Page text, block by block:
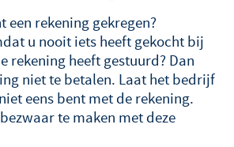
een rekening gekregen?
u nooit iets heeft gekocht bij
rekening heeft gestuurd? Dan
niet te betalen. Laat het bedrijf
eens bent met de rekening.
te maken met deze